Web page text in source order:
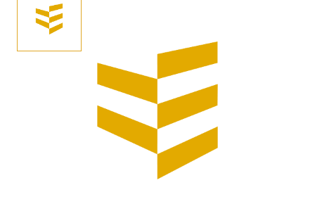
Bestel hier uw Lariks/douglas gladgeschaafde 45x160
mm balk. Het hout is onbehandeld en heeft een
robuuste uitstraling. Lariks/douglas hout heeft een
natuurlijke look en feel en is bij ons in meerdere
lengtes verkrijgbaar. Hoewel het Lariks/douglas hout
onbehandeld is, is het toch geschikt als tuinhout. Het
is kwetsbaar voor vocht, dus monteren los van